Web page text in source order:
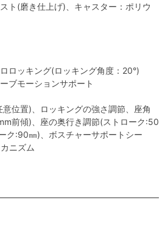
ト(磨き仕上げ)、キャスター：ポリウ
ロッキング(ロッキング角度：20°)
ブモーションサポート
位置)、ロッキングの強さ調節、座角
前傾)、座の奥行き調節(ストローク:50
ク:90㎜)、ボスチャーサポートシー
ニズム